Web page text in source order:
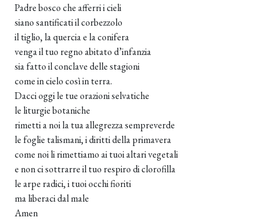
Padre bosco che afferri i cieli
siano santificati il corbezzolo
il tiglio, la quercia e la conifera
venga il tuo regno abitato d’infanzia
sia fatto il conclave delle stagioni
come in cielo così in terra.
Dacci oggi le tue orazioni selvatiche
le liturgie botaniche
rimetti a noi la tua allegrezza sempreverde
le foglie talismani, i diritti della primavera
come noi li rimettiamo ai tuoi altari vegetali
e non ci sottrarre il tuo respiro di clorofilla
le arpe radici, i tuoi occhi fioriti
ma liberaci dal male
Amen